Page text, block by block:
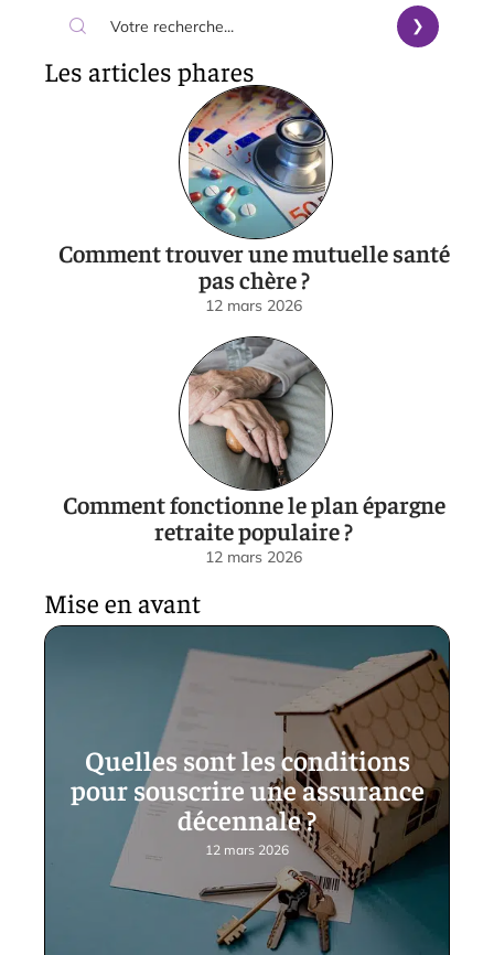
Les articles phares
Comment trouver une mutuelle santé
pas chère ?
12 mars 2026
Comment fonctionne le plan épargne
retraite populaire ?
12 mars 2026
Mise en avant
Quelles sont les conditions
pour souscrire une assurance
décennale ?
12 mars 2026